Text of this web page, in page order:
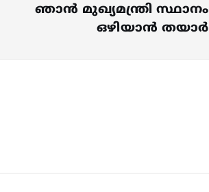
ഞാന്‍ മുഖ്യമന്ത്രി സ്ഥാനം
ഒഴിയാന്‍ തയാര്‍